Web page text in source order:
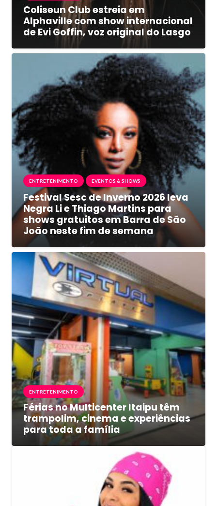
Coliseun Club estreia em
Alphaville com show internacional
de Evi Goffin, voz original do Lasgo
ENTRETENIMENTO EVENTOS & SHOWS
Festival Sesc de Inverno 2026 leva
Negra Li e Thiago Martins para
shows gratuitos em Barra de São
João neste fim de semana
ENTRETENIMENTO
Férias no Multicenter Itaipu têm
trampolim, cinema e experiências
para toda a família